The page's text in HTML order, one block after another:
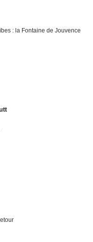
: la Fontaine de Jouvence